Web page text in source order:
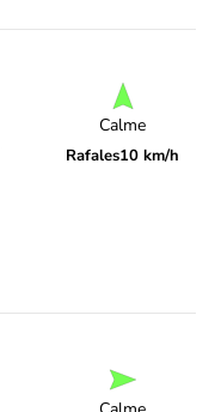
Calme
Rafales10 km/h